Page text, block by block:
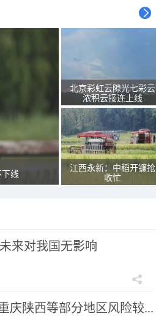
下线
北京彩虹云隙光七彩云
浓积云接连上线
江西永新：中稻开镰抢
收忙
来对我国无影响
庆陕西等部分地区风险较...